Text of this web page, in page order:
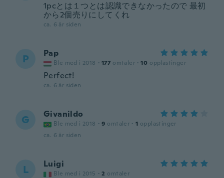
1pcとは１つとは認識できなかったので 最初
から2個売りにしてくれ
ca. 6 år siden
P Pap
Ble med i 2018 · 177 omtaler · 10 opplastinger
Perfect!
ca. 6 år siden
G Givanildo
Ble med i 2018 · 9 omtaler · 1 opplastinger
ca. 6 år siden
L Luigi
Ble med i 2015 · 2 omtaler